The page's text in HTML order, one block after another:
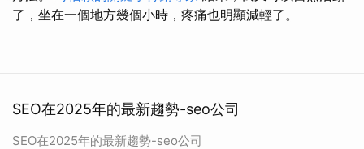
了，坐在一個地方幾個小時，疼痛也明顯減輕了。
SEO在2025年的最新趨勢-seo公司
SEO在2025年的最新趨勢-seo公司